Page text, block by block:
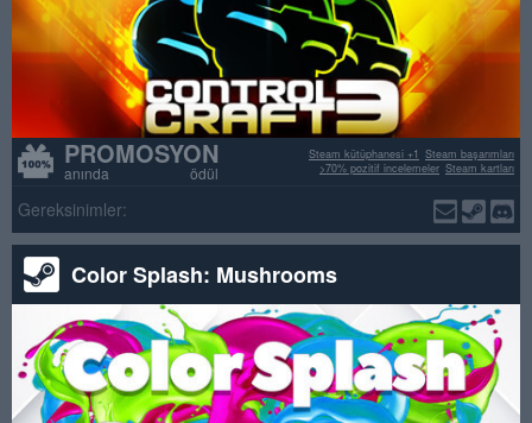
PROMOSYON
anında ödül
Steam başarımları
Steam kütüphanesi +1
Steam kartları
>70% pozitif incelemeler
Gereksinimler:
Color Splash: Mushrooms